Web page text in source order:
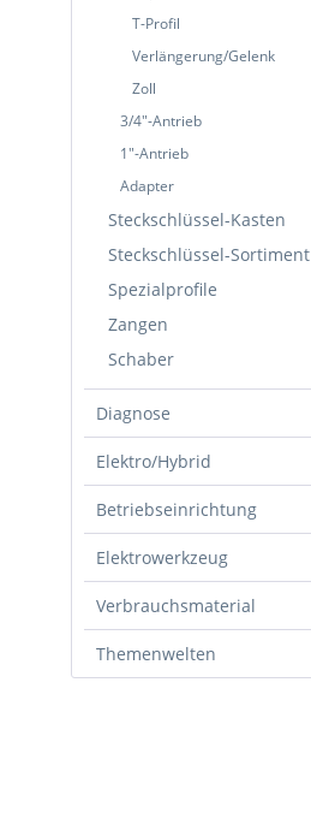
T-Profil
Verlängerung/Gelenk
Zoll
3/4"-Antrieb
1"-Antrieb
Adapter
Steckschlüssel-Kasten
Steckschlüssel-Sortiment
Spezialprofile
Zangen
Schaber
Diagnose
Elektro/Hybrid
Betriebseinrichtung
Elektrowerkzeug
Verbrauchsmaterial
Themenwelten